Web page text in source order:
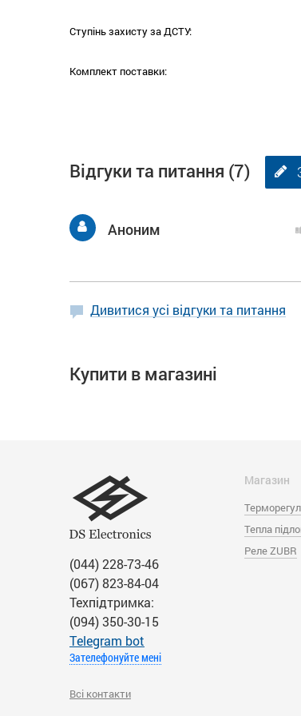
Ступінь захисту за ДСТУ:
Комплект поставки:
Відгуки та питання (7)
Аноним
Дивитися усі відгуки та питання
Купити в магазині
(044) 228-73-46
(067) 823-84-04
Техпідтримка:
(094) 350-30-15
Тelegram bot
Зателефонуйте мені
Всі контакти
Магазин
Тепла
Реле ZUBR